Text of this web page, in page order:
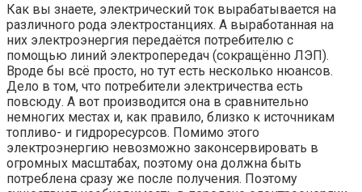
Как вы знаете, электрический ток вырабатывается на
различного рода электростанциях. А выработанная на
них электроэнергия передаётся потребителю с
помощью линий электропередач (сокращённо ЛЭП).
Вроде бы всё просто, но тут есть несколько нюансов.
Дело в том, что потребители электричества есть
повсюду. А вот производится она в сравнительно
немногих местах и, как правило, близко к источникам
топливо- и гидроресурсов. Помимо этого
электроэнергию невозможно законсервировать в
огромных масштабах, поэтому она должна быть
потреблена сразу же после получения. Поэтому